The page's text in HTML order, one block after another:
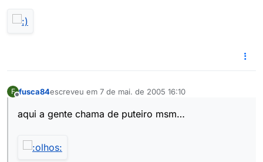
F fusca84escreveu em 7 de mai. de 2005 16:10
última edição por
aqui a gente chama de puteiro msm…